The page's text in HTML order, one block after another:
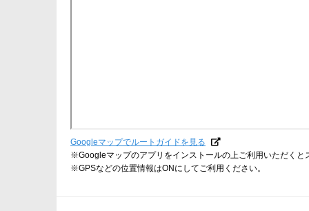
Googleマップでルートガイドを見る
※Googleマップのアプリをインストールの上ご利用いただくと
※GPSなどの位置情報はONにしてご利用ください。